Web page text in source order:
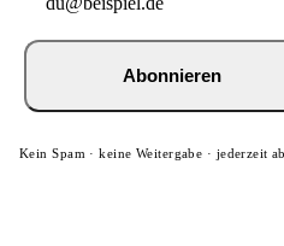
Abonnieren
Kein Spam · keine Weitergabe · jederzeit